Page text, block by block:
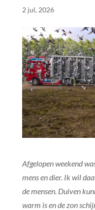
2 jul, 2026
Afgelopen weekend
mens en dier. Ik wil
de mensen. Duiven
warm is en de zon